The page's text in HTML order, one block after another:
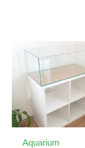
Aquarium